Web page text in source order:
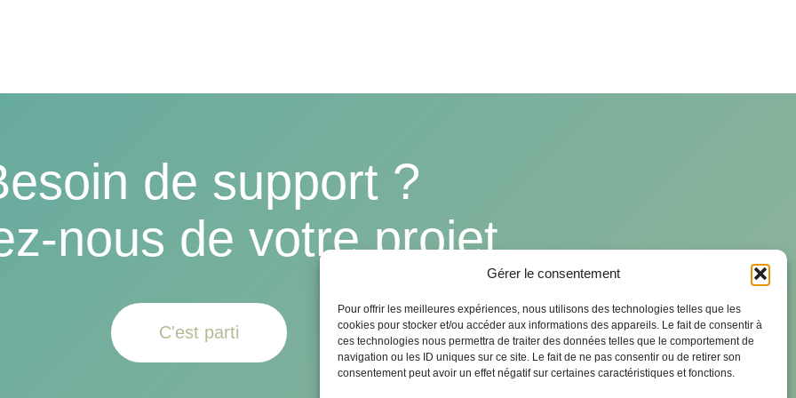
Gérer le consentement
Pour offrir les meilleures expériences, nous utilisons des technologies telles que les
cookies pour stocker et/ou accéder aux informations des appareils. Le fait de consentir à
ces technologies nous permettra de traiter des données telles que le comportement de
navigation ou les ID uniques sur ce site. Le fait de ne pas consentir ou de retirer son
consentement peut avoir un effet négatif sur certaines caractéristiques et fonctions.
de support ?
nous de votre projet
C'est parti